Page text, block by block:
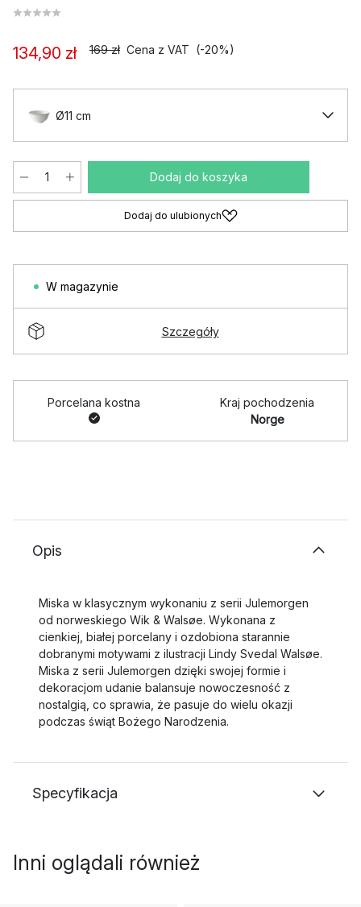
134,90 zł 169 zł Cena z VAT (-20%)
Ø11 cm
Dodaj do koszyka
Dodaj do ulubionych
W magazynie
Szczegóły
Porcelana kostna
Kraj pochodzenia
Norge
Opis
Miska w klasycznym wykonaniu z serii Julemorgen
od norweskiego Wik & Walsøe. Wykonana z
cienkiej, białej porcelany i ozdobiona starannie
dobranymi motywami z ilustracji Lindy Svedal Walsøe.
Miska z serii Julemorgen dzięki swojej formie i
dekoracjom udanie balansuje nowoczesność z
nostalgią, co sprawia, że pasuje do wielu okazji
podczas świąt Bożego Narodzenia.
Specyfikacja
Inni oglądali również